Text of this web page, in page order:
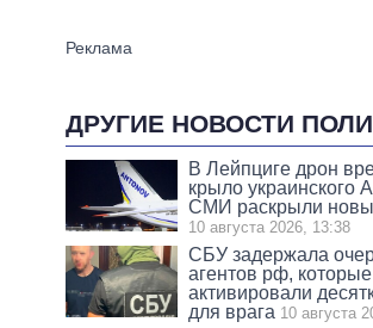
ДРУГИЕ НОВОСТИ
В Лейпциге дрон
крыло украинского
СМИ раскрыли
10 августа 2026, 13:38
СБУ задержала
агентов рф, которые
активировали
для врага 10 августа